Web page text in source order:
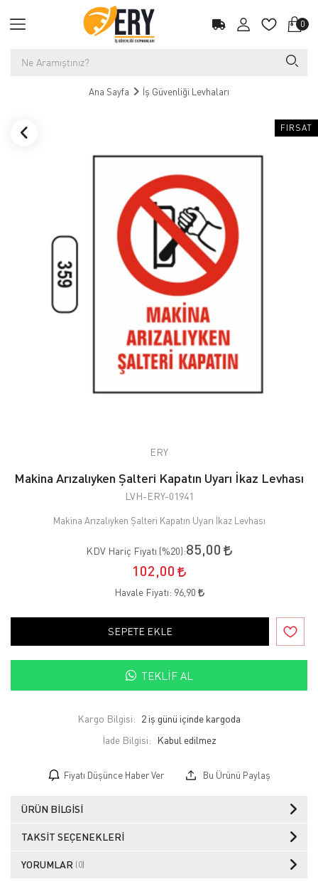
0
Ana Sayfa İş Güvenliği Levhaları
FIRSAT
ERY
Makina Arızalıyken Şalteri Kapatın Uyarı İkaz Levhası
LVH-ERY-01941
Makina Arızalıyken Şalteri Kapatın Uyarı İkaz Levhası
KDV Hariç Fiyatı (%20):85,00
102,00
Havale Fiyatı: 96,90
SEPETE EKLE
TEKLIF AL
Kargo Bilgisi: 2 iş günü içinde kargoda
İade Bilgisi:
Fiyatı Düşünce Haber Ver Bu Ürünü Paylaş
ÜRÜN BILGISI
TAKSIT SEÇENEKLERI
YORUMLAR (0)